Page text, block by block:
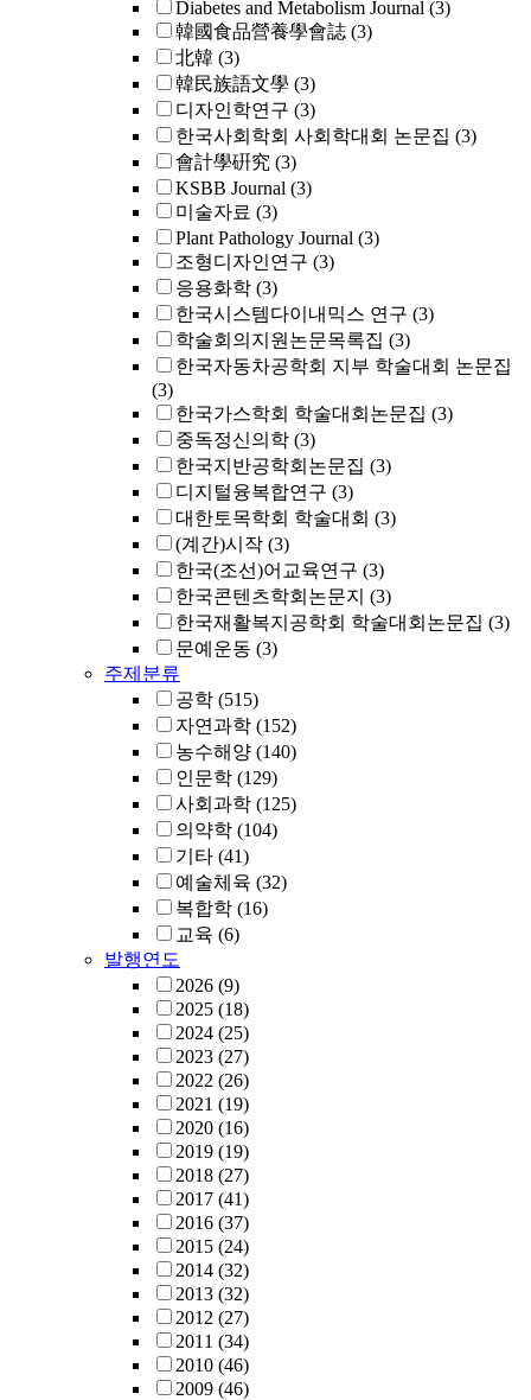
Diabetes and Metabolism Journal (3)
韓國食品營養學會誌 (3)
北韓 (3)
韓民族語文學 (3)
디자인학연구 (3)
한국사회학회 사회학대회 논문집 (3)
會計學硏究 (3)
KSBB Journal (3)
미술자료 (3)
Plant Pathology Journal (3)
조형디자인연구 (3)
응용화학 (3)
한국시스템다이내믹스 연구 (3)
학술회의지원논문목록집 (3)
한국자동차공학회 지부 학술대회 논문집
(3)
한국가스학회 학술대회논문집 (3)
중독정신의학 (3)
한국지반공학회논문집 (3)
디지털융복합연구 (3)
대한토목학회 학술대회 (3)
(계간)시작 (3)
한국(조선)어교육연구 (3)
한국콘텐츠학회논문지 (3)
한국재활복지공학회 학술대회논문집 (3)
문예운동 (3)
주제분류
공학 (515)
자연과학 (152)
농수해양 (140)
인문학 (129)
사회과학 (125)
의약학 (104)
기타 (41)
예술체육 (32)
복합학 (16)
교육 (6)
발행연도
2026 (9)
2025 (18)
2024 (25)
2023 (27)
2022 (26)
2021 (19)
2020 (16)
2019 (19)
2018 (27)
2017 (41)
2016 (37)
2015 (24)
2014 (32)
2013 (32)
2012 (27)
2011 (34)
2010 (46)
2009 (46)